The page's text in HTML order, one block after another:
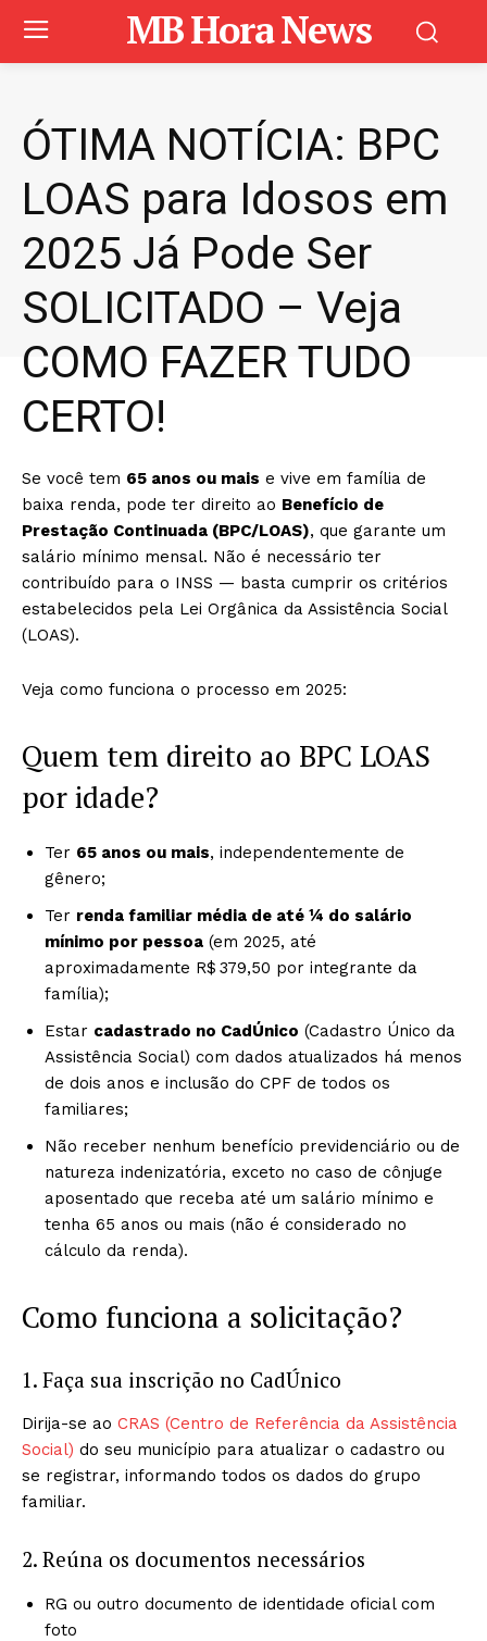
MB Hora News
ÓTIMA NOTÍCIA: BPC
LOAS para Idosos em
2025 Já Pode Ser
SOLICITADO – Veja
COMO FAZER TUDO
CERTO!
Se você tem 65 anos ou mais e vive em família de
baixa renda, pode ter direito ao Benefício de
Prestação Continuada (BPC/LOAS), que garante um
salário mínimo mensal. Não é necessário ter
contribuído para o INSS — basta cumprir os critérios
estabelecidos pela Lei Orgânica da Assistência Social
(LOAS).
Veja como funciona o processo em 2025:
Quem tem direito ao BPC LOAS
por idade?
Ter 65 anos ou mais, independentemente de
gênero;
Ter renda familiar média de até ¼ do salário
mínimo por pessoa (em 2025, até
aproximadamente R$ 379,50 por integrante da
família);
Estar cadastrado no CadÚnico (Cadastro Único da
Assistência Social) com dados atualizados há menos
de dois anos e inclusão do CPF de todos os
familiares;
Não receber nenhum benefício previdenciário ou de
natureza indenizatória, exceto no caso de cônjuge
aposentado que receba até um salário mínimo e
tenha 65 anos ou mais (não é considerado no
cálculo da renda).
Como funciona a solicitação?
1. Faça sua inscrição no CadÚnico
Dirija-se ao CRAS (Centro de Referência da Assistência
Social) do seu município para atualizar o cadastro ou
se registrar, informando todos os dados do grupo
familiar.
2. Reúna os documentos necessários
RG ou outro documento de identidade oficial com
foto